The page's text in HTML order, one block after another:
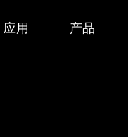
应用 产品